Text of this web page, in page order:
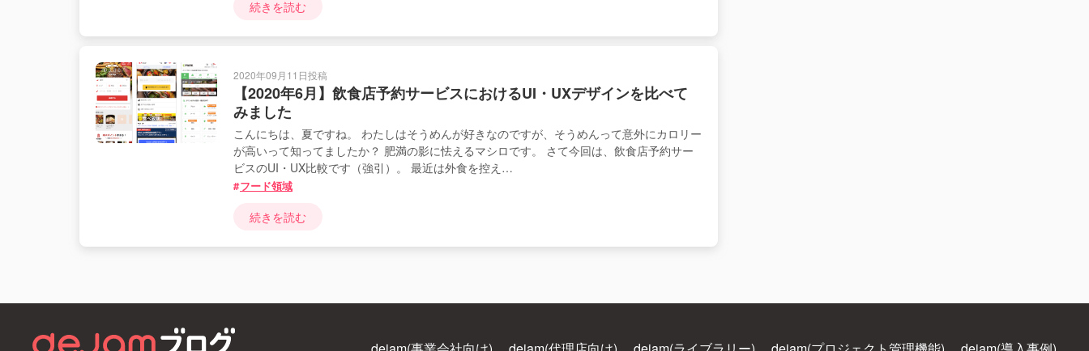
続きを読む
2020年09月11日投稿
【2020年6月】飲食店予約サービスにおけるUI・UXデザインを比べて
みました
こんにちは、夏ですね。 わたしはそうめんが好きなのですが、そうめんって意外にカロリー
が高いって知ってましたか？ 肥満の影に怯えるマシロです。 さて今回は、飲食店予約サー
ビスのUI・UX比較です（強引）。 最近は外食を控え…
フード領域
続きを読む